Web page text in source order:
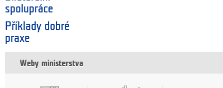
spolupráce
Příklady dobré
praxe
Weby ministerstva